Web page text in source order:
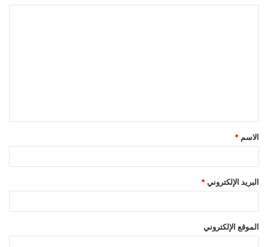
الاسم *
البريد الإلكتروني *
الموقع الإلكتروني